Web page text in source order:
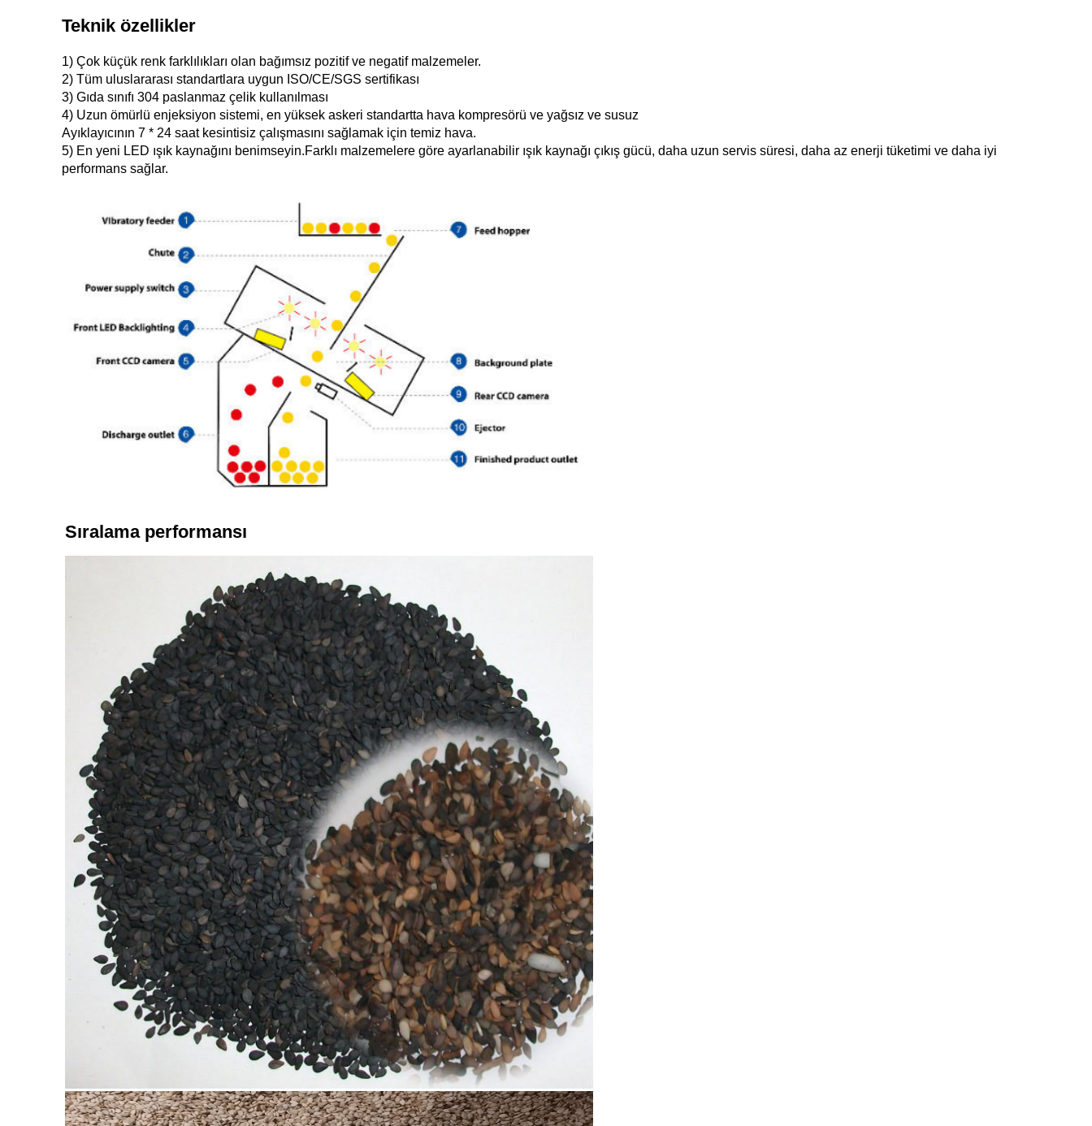
Teknik özellikler
1) Çok küçük renk farklılıkları olan bağımsız pozitif ve negatif malzemeler.
2) Tüm uluslararası standartlara uygun ISO/CE/SGS sertifikası
3) Gıda sınıfı 304 paslanmaz çelik kullanılması
4) Uzun ömürlü enjeksiyon sistemi, en yüksek askeri standartta hava kompresörü ve yağsız ve susuz
Ayıklayıcının 7 * 24 saat kesintisiz çalışmasını sağlamak için temiz hava.
5) En yeni LED ışık kaynağını benimseyin.Farklı malzemelere göre ayarlanabilir ışık kaynağı çıkış gücü, daha uzun servis süresi, daha az enerji tüketimi ve daha iyi
performans sağlar.
Sıralama performansı